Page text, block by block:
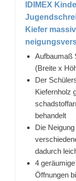
IDIMEX
Kiefer
Aufbaumaß
(Breite x
Der
Kiefernholz
behandelt
Die
dadurch
4
Öffnungen